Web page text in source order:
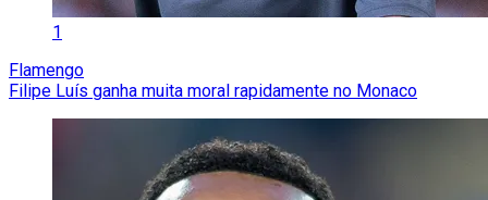
1
Flamengo
Filipe Luís ganha muita moral rapidamente no Monaco